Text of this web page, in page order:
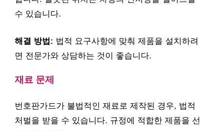
수 있습니다.
해결 방법: 법적 요구사항에 맞춰 제품을 설치하려
면 전문가와 상담하는 것이 좋습니다.
재료 문제
번호판가드가 불법적인 재료로 제작된 경우, 법적
처벌을 받을 수 있습니다. 규정에 적합한 제품을 선